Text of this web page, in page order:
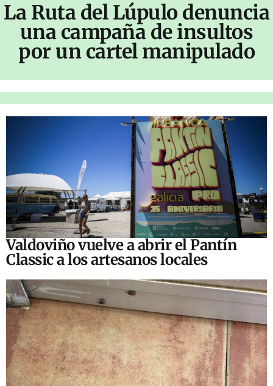
La Ruta del Lúpulo denuncia
una campaña de insultos
por un cartel manipulado
Valdoviño vuelve a abrir el Pantín
Classic a los artesanos locales